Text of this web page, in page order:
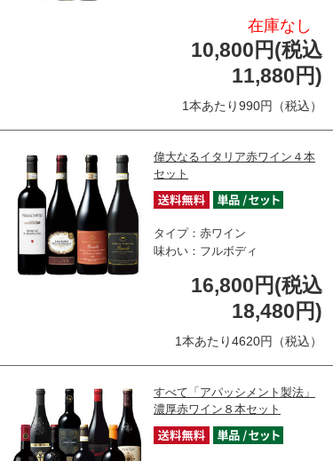
在庫なし
10,800円(税込
11,880円)
1本あたり990円（税込）
偉大なるイタリア赤ワイン４本
セット
タイプ：赤ワイン
味わい：フルボディ
16,800円(税込
18,480円)
1本あたり4620円（税込）
すべて「アパッシメント製法」
濃厚赤ワイン８本セット